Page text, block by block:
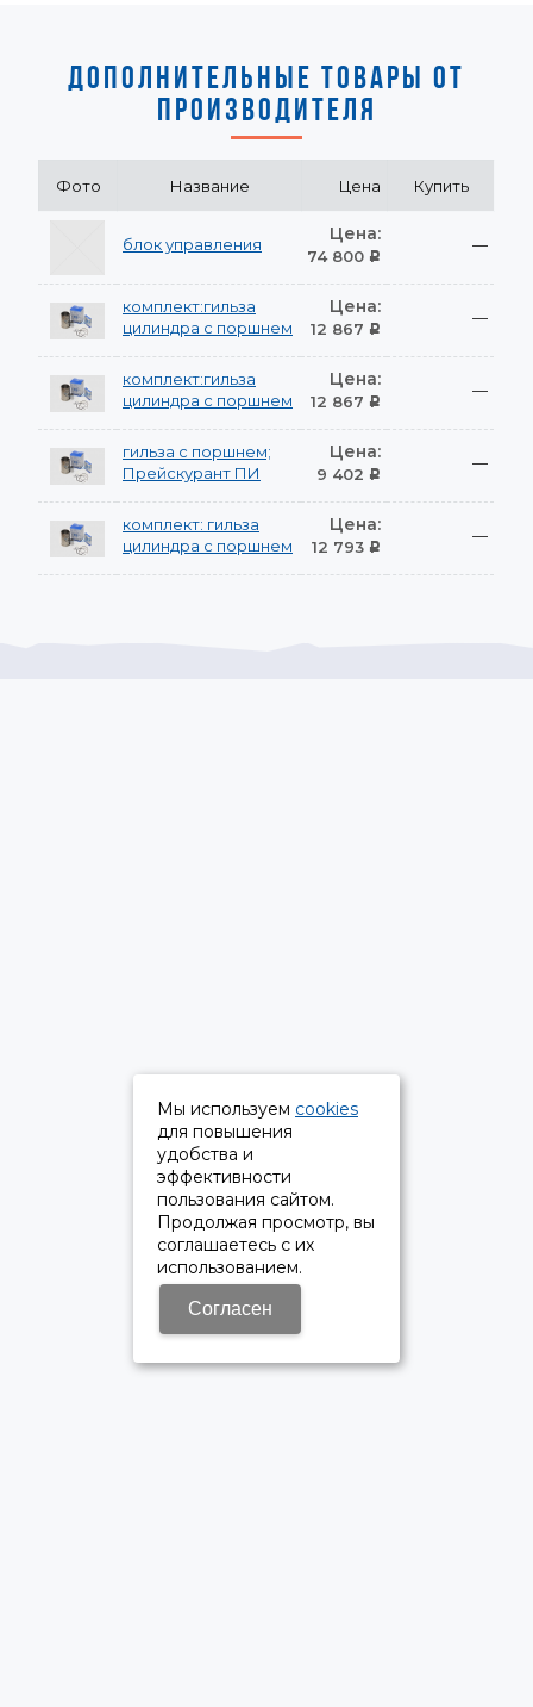
ДОПОЛНИТЕЛЬНЫЕ ТОВАРЫ ОТ
ПРОИЗВОДИТЕЛЯ
Фото Название Цена Купить
блок управления Цена:
74 800 Р
—
комплект:гильза
цилиндра с поршнем
Цена:
12 867 Р
—
комплект:гильза
цилиндра с поршнем
Цена:
12 867 Р
—
гильза с поршнем;
Прейскурант ПИ
Цена:
9 402 Р
—
комплект: гильза
цилиндра с поршнем
Цена:
12 793 Р
—
Мы используем cookies
для повышения
удобства и
эффективности
пользования сайтом.
Продолжая просмотр, вы
соглашаетесь с их
использованием.
Согласен